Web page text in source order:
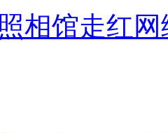
相馆走红网